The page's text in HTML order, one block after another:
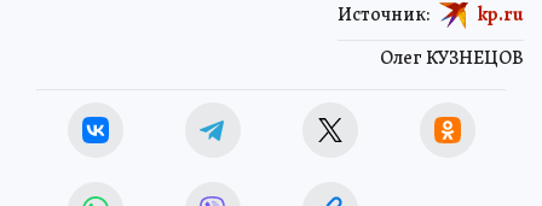
Олег КУЗНЕЦОВ
Источник: kp.ru